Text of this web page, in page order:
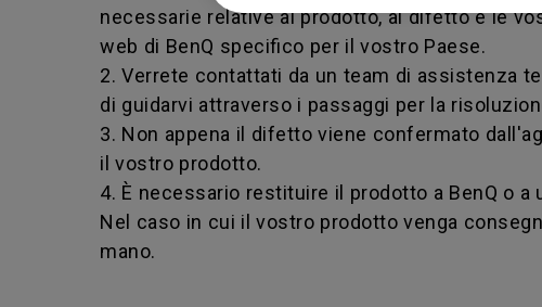
necessarie relative al prodotto, al difetto e le
web di BenQ specifico per il vostro Paese.
2. Verrete contattati da un team di assistenza
di guidarvi attraverso i passaggi per la
3. Non appena il difetto viene confermato
il vostro prodotto.
4. È necessario restituire il prodotto a BenQ o
Nel caso in cui il vostro prodotto venga
mano.